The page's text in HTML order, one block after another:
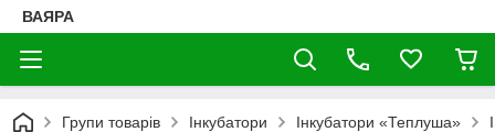
ВАЯРА
Групи товарів Інкубатори Інкубатори «Теплуша»